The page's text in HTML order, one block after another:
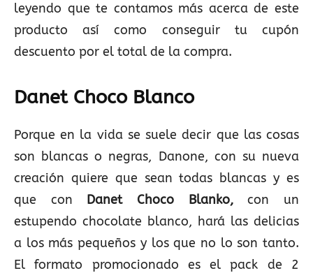
leyendo que te contamos más acerca de este
producto así como conseguir tu cupón
descuento por el total de la compra.
Danet Choco Blanco
Porque en la vida se suele decir que las cosas
son blancas o negras, Danone, con su nueva
creación quiere que sean todas blancas y es
que con Danet Choco Blanko,con un
estupendo chocolate blanco, hará las delicias
a los más pequeños y los que no lo son tanto.
El formato promocionado es el pack de 2